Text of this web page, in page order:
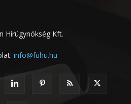
Hírügynökség Kft.
info@fuhu.hu